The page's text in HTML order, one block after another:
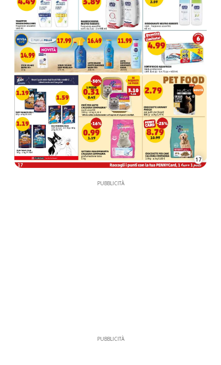
17
PUBBLICITÀ
PUBBLICITÀ